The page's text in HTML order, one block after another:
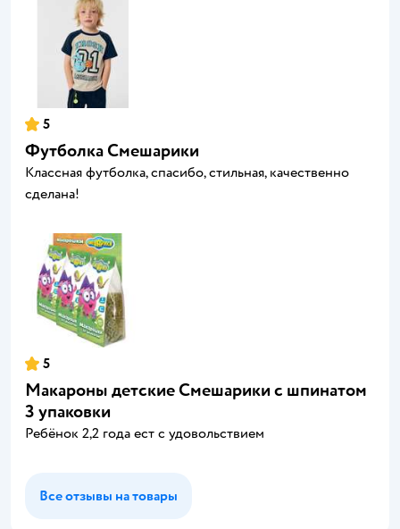
5
Футболка Смешарики
Классная футболка, спасибо, стильная, качественно
сделана!
5
Макароны детские Смешарики с шпинатом
3 упаковки
Ребёнок 2,2 года ест с удовольствием
Все отзывы на товары